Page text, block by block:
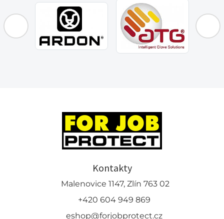
Kontakty
Malenovice 1147, Zlín 763 02
+420 604 949 869
eshop@forjobprotect.cz